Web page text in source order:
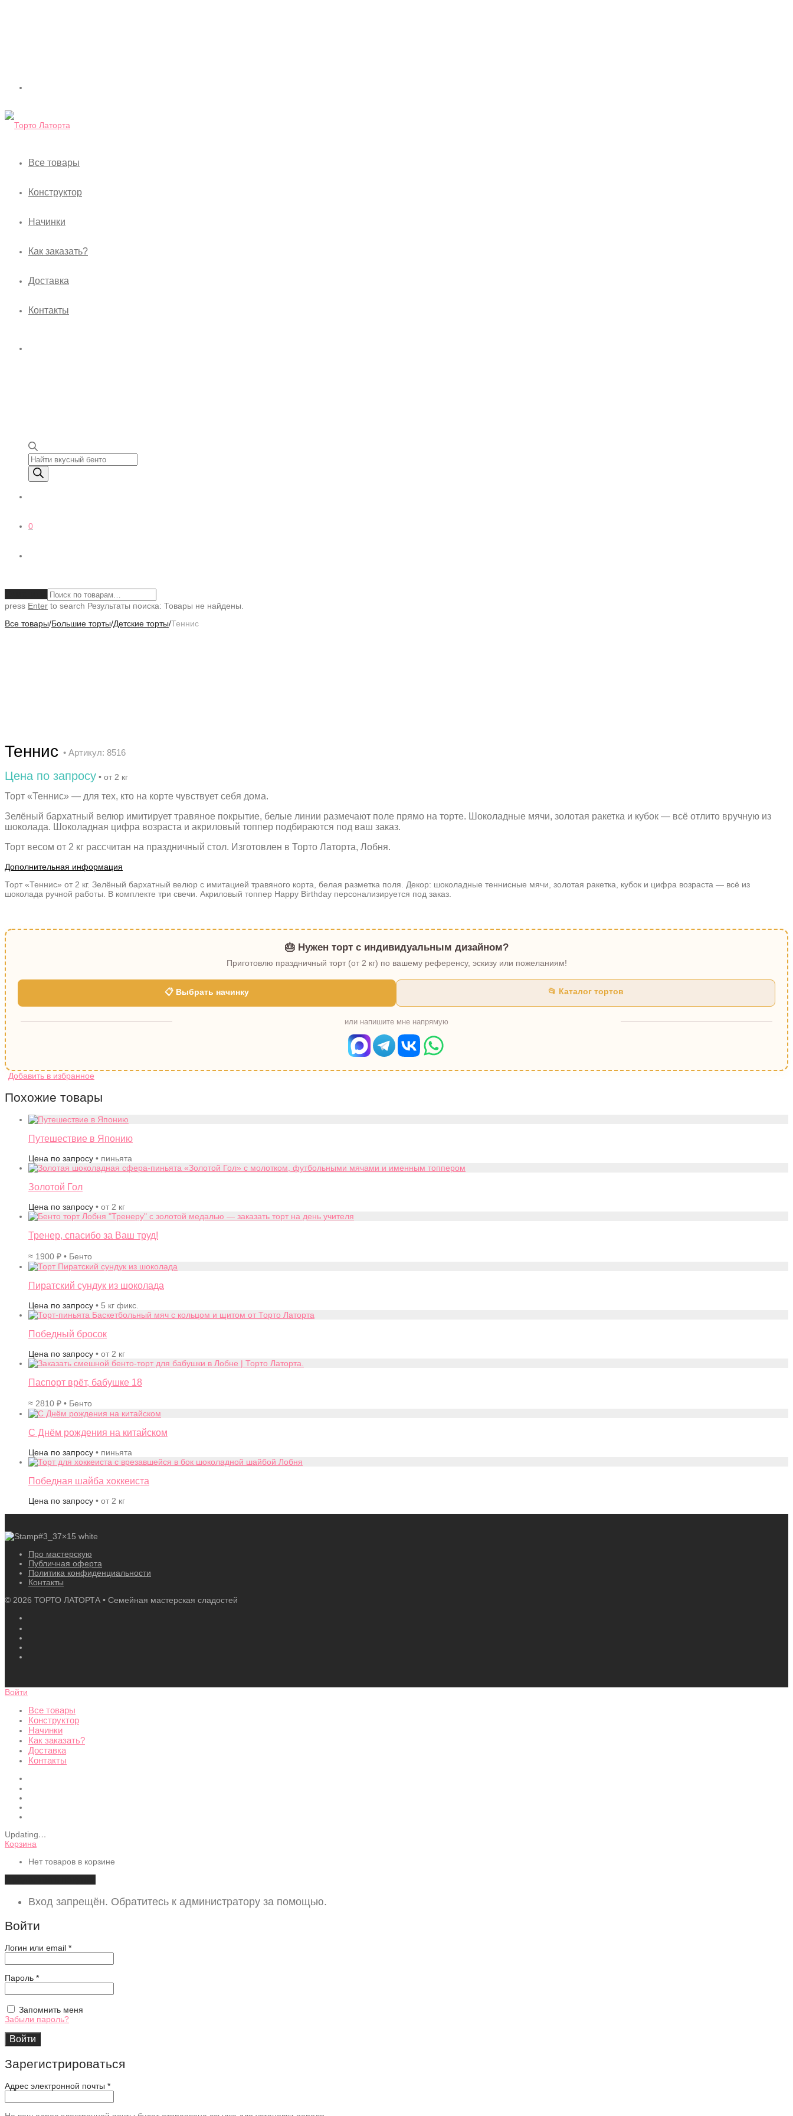
Все товары
Конструктор
Начинки
Как заказать?
Доставка
Контакты
Поиск товаров
0
press Enter to search Результаты поиска: Товары не найдены.
Все товары/Большие торты/Детские торты/Теннис
Теннис • Артикул: 8516
Цена по запросу • от 2 кг
Торт «Теннис» — для тех, кто на корте чувствует себя дома.
Зелёный бархатный велюр имитирует травяное покрытие, белые линии размечают поле прямо на торте. Шоколадные мячи, золотая ракетка и кубок — всё отлито вручную из
шоколада. Шоколадная цифра возраста и акриловый топпер подбираются под ваш заказ.
Торт весом от 2 кг рассчитан на праздничный стол. Изготовлен в Торто Латорта, Лобня.
Дополнительная информация
Торт «Теннис» от 2 кг. Зелёный бархатный велюр с имитацией травяного корта, белая разметка поля. Декор: шоколадные теннисные мячи, золотая ракетка, кубок и цифра возраста — всё из
шоколада ручной работы. В комплекте три свечи. Акриловый топпер Happy Birthday персонализируется под заказ.
🎂 Нужен торт с индивидуальным дизайном?
Приготовлю праздничный торт (от 2 кг) по вашему референсу, эскизу или пожеланиям!
📋 Выбрать начинку 📂 Каталог тортов
или напишите мне напрямую
Похожие товары
Путешествие в Японию
Цена по запросу • пиньята
Золотой Гол
Цена по запросу • от 2 кг
Тренер, спасибо за Ваш труд!
≈ 1900 ₽ • Бенто
Пиратский сундук из шоколада
Цена по запросу • 5 кг фикс.
Победный бросок
Цена по запросу • от 2 кг
Паспорт врёт, бабушке 18
≈ 2810 ₽ • Бенто
С Днём рождения на китайском
Цена по запросу • пиньята
Победная шайба хоккеиста
Цена по запросу • от 2 кг
Про мастерскую
Публичная оферта
Политика конфиденциальности
Контакты
© 2026 ТОРТО ЛАТОРТА • Семейная мастерская сладостей
Войти
Все товары
Конструктор
Начинки
Как заказать?
Доставка
Контакты
Updating…
Корзина
Нет товаров в корзине
Вход запрещён. Обратитесь к администратору за помощью.
Войти
Логин или email *Обязательно
Пароль *Обязательно
Запомнить меня
Забыли пароль?
Войти
Зарегистрироваться
Адрес электронной почты *